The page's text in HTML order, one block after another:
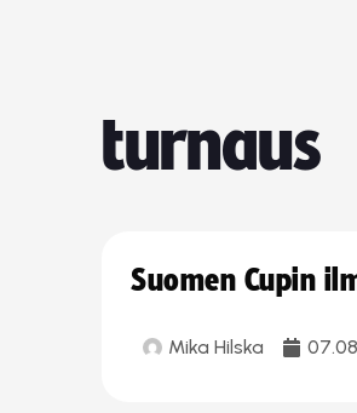
turnaus
Suomen Cupin
Mika Hilska